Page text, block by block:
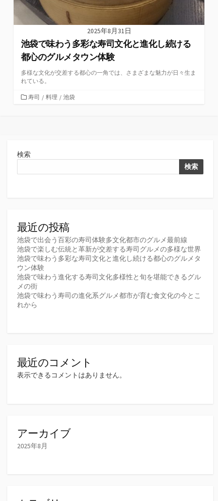
2025年8月31日
池袋で味わう多彩な寿司文化と進化し続ける
都心のグルメタウン体験
多様な文化が交差する都心の一角では、さまざまな魅力が日々生ま
れている。
カ寿司 / 料理 / 池袋
検索
検索
最近の投稿
池袋で出会う百彩の寿司体験多文化都市のグルメ最前線
池袋で楽しむ伝統と革新が交差する寿司グルメの多様な世界
池袋で味わう多彩な寿司文化と進化し続ける都心のグルメタ
ウン体験
池袋で味わう進化する寿司文化多様性と旬を堪能できるグル
メの街
池袋で味わう寿司の進化系グルメ都市が育む食文化の今とこ
れから
最近のコメント
表示できるコメントはありません。
アーカイブ
2025年8月